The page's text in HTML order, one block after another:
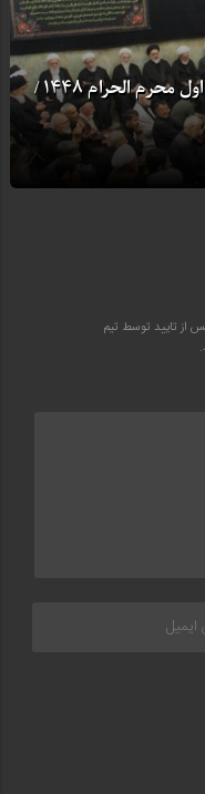
گزارش تصویری مراسم عزاداری دهه اول محرم الحرام 1448 /
از تایید توسط تیم